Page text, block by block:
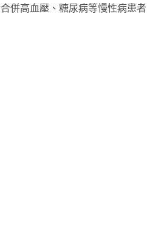
併高血壓、糖尿病等慢性病患者